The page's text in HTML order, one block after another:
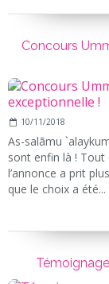
Concours
10/11/2018
As-salãmu
sont enfin là ! Tout
l’annonce a prit
que le choix a été...